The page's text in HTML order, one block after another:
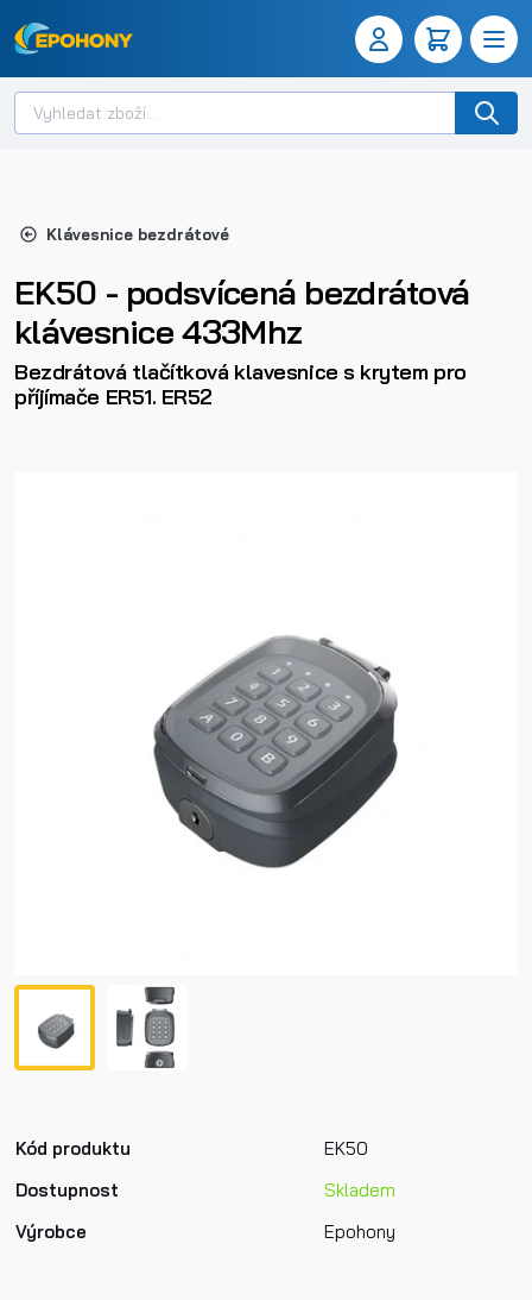
Klávesnice bezdrátové
EK50 - podsvícená bezdrátová
klávesnice 433Mhz
Bezdrátová tlačítková klavesnice s krytem pro
příjímače ER51. ER52
Kód produktu
EK50
Dostupnost
Skladem
Výrobce
Epohony